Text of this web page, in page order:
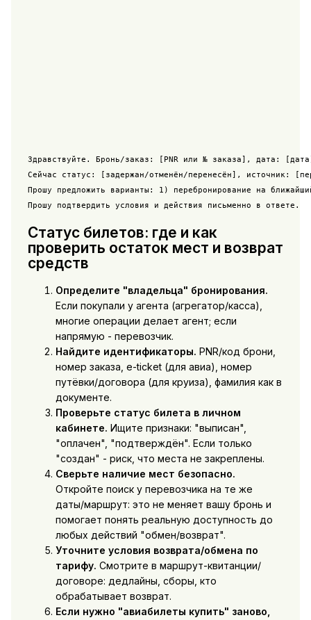
Здравствуйте. Бронь/заказ: [PNR или № заказа], дата:
Сейчас статус: [задержан/отменён/перенесён], источник:
Прошу предложить варианты: 1) перебронирование на
Прошу подтвердить условия и действия письменно в ответе.
Статус билетов: где и как
проверить остаток мест и возврат
средств
Определите "владельца" бронирования.
Если покупали у агента (агрегатор/касса),
многие операции делает агент; если
напрямую - перевозчик.
Найдите идентификаторы. PNR/код брони,
номер заказа, e-ticket (для авиа), номер
путёвки/договора (для круиза), фамилия как в
документе.
Проверьте статус билета в личном
кабинете. Ищите признаки: "выписан",
"оплачен", "подтверждён". Если только
"создан" - риск, что места не закреплены.
Сверьте наличие мест безопасно.
Откройте поиск у перевозчика на те же
даты/маршрут: это не меняет вашу бронь и
помогает понять реальную доступность до
любых действий "обмен/возврат".
Уточните условия возврата/обмена по
тарифу. Смотрите в маршрут-квитанции/
договоре: дедлайны, сборы, кто
обрабатывает возврат.
Если нужно "авиабилеты купить" заново,